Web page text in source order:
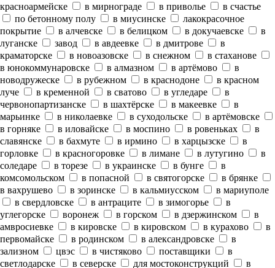
красноармейске
в мирнограде в приволье
в счастье
по бетонному полу
в миусинске
лакокрасочное
покрытие
в алчевске в белицком в докучаевске
в
луганске
завод в авдеевке в дмитрове
в
краматорске
в новоазовске в снежном
в стаханове
в юнокоммунаровске
в алмазном в артёмово
в
новодружеске
в рубежном в краснодоне
в красном
луче
в кременной в сватово в угледаре
в
червонопартизанске
в шахтёрске в макеевке
в
марьинке
в николаевке в суходольске
в артёмовске
в горняке
в иловайске в моспино в ровеньках
в
славянске
в бахмуте в ирмино в харцызске
в
горловке
в красногоровке в лимане в лутугино
в
соледаре
в торезе в украинске в бунге
в
комсомольском
в попасной в святогорске
в брянке
в вахрушево
в зоринске в кальмиусском
в мариуполе
в свердловске
в антраците в зимогорье
в
углегорске
воронеж в горском в дзержинском
в
амвросиевке
в кировске в кировском в курахово
в
первомайске
в родинском в александровске
в
зализном
цвэс в чистяково поставщики
в
светлодарске
в северске для мостоконструкций в